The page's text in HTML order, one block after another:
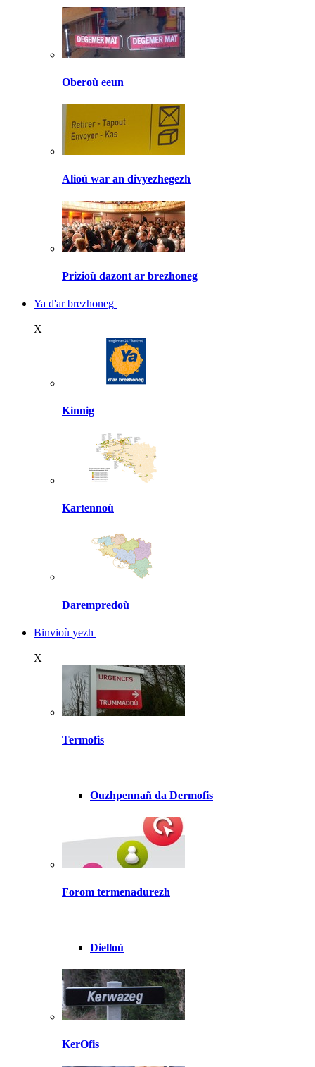
Oberoù eeun
Alioù war an divyezhegezh
Prizioù dazont ar brezhoneg
Ya d'ar brezhoneg
X
Kinnig
Kartennoù
Darempredoù
Binvioù yezh
X
Termofis
Ouzhpennañ da Dermofis
Forom termenadurezh
Dielloù
KerOfis